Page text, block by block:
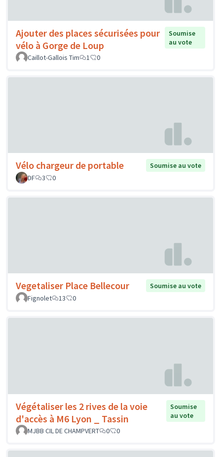
Ajouter des places sécurisées pour
vélo à Gorge de Loup
Soumise
au vote
Caillot-Gallois Tim
1 0
Vélo chargeur de portable
Soumise au vote
DF
3 0
Vegetaliser Place Bellecour
Soumise au vote
Fignolet
13 0
Végétaliser les 2 rives de la voie
d'accès à M6 Lyon _ Tassin
Soumise
au vote
MJBB CIL DE CHAMPVERT
0 0